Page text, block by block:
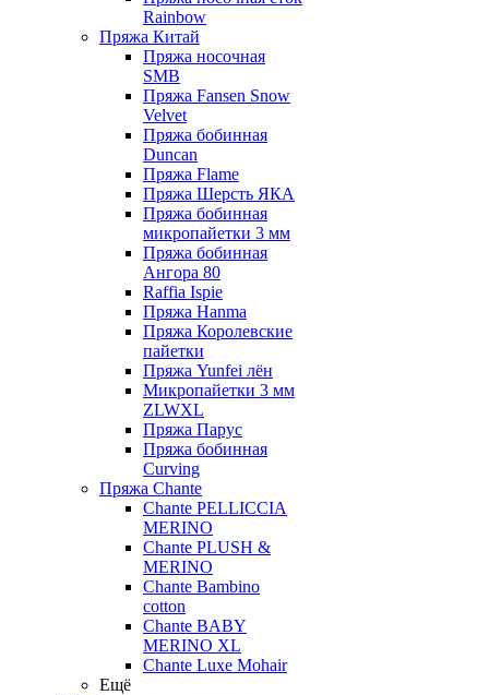
Rainbow
Пряжа Китай
Пряжа носочная
SMB
Пряжа Fansen Snow
Velvet
Пряжа бобинная
Duncan
Пряжа Flame
Пряжа Шерсть ЯКА
Пряжа бобинная
микропайетки 3 мм
Пряжа бобинная
Ангора 80
Raffia Ispie
Пряжа Hanma
Пряжа Королевские
пайетки
Пряжа Yunfei лён
Микропайетки 3 мм
ZLWXL
Пряжа Парус
Пряжа бобинная
Curving
Пряжа Chante
Chante PELLICCIA
MERINO
Chante PLUSH &
MERINO
Chante Bambino
cotton
Chante BABY
MERINO XL
Chante Luxe Mohair
Ещё